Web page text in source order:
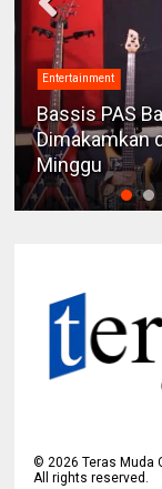
Entertainment
Bassis PAS
Dimakamkan
Minggu
©2026 Teras Muda
All rights reserved.